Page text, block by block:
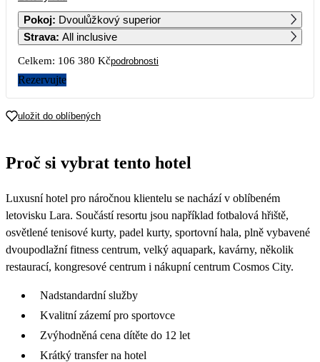
53 190 49 190 51 090
7 8
21 22
44 090
Pokoj: Dvoulůžkový superior
Strava: All inclusive
Celkem: 106 380 Kčpodrobnosti
Rezervujte
uložit do oblíbených
Proč si vybrat tento hotel
Luxusní hotel pro náročnou klientelu se nachází v oblíbeném
letovisku Lara. Součástí resortu jsou například fotbalová hřiště,
osvětlené tenisové kurty, padel kurty, sportovní hala, plně vybavené
dvoupodlažní fitness centrum, velký aquapark, kavárny, několik
restaurací, kongresové centrum i nákupní centrum Cosmos City.
Nadstandardní služby
Kvalitní zázemí pro sportovce
Zvýhodněná cena dítěte do 12 let
Krátký transfer na hotel